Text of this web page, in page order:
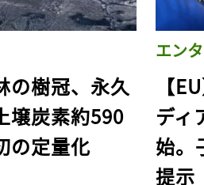
の樹冠、永久
壌炭素約590
の定量化
エン
【
ディ
始。
提示